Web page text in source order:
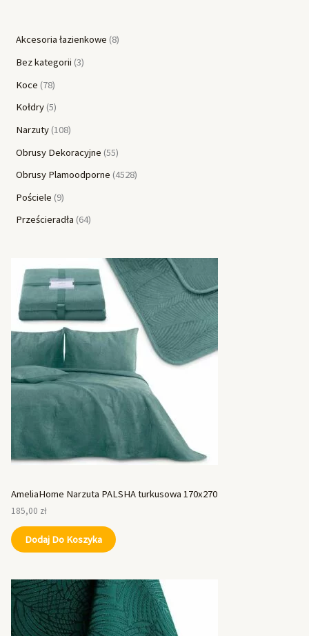
Akcesoria łazienkowe 8
Bez kategorii 3
Koce 78
Kołdry 5
Narzuty 108
Obrusy Dekoracyjne 55
Obrusy Plamoodporne 4528
Pościele 9
Prześcieradła 64
AmeliaHome Narzuta PALSHA turkusowa 170x270
185,00 zł
Dodaj Do Koszyka